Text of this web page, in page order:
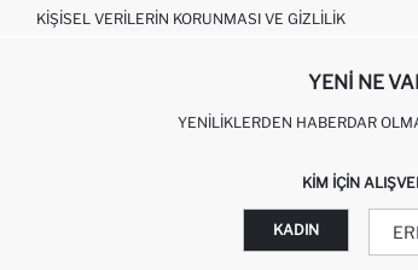
KIŞISEL VERILERIN KORUNMASI VE GIZLILIK
YENI NE
YENILIKLERDEN HABERDAR
KIM IÇIN
KADIN